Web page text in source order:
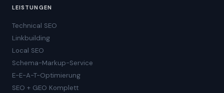
LEISTUNGEN
Technical SEO
Linkbuilding
Local SEO
Schema-Markup-Service
E-E-A-T-Optimierung
SEO + GEO Komplett